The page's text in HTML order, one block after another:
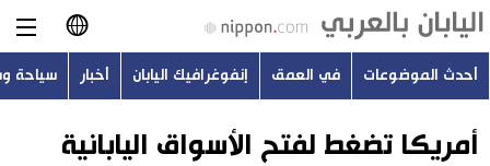
日本語
English
أحدث الموضوعات في العمق إنفوغرافيك اليابان أخبار سياحة
أمريكا تضغط لفتح الأسواق اليابانية